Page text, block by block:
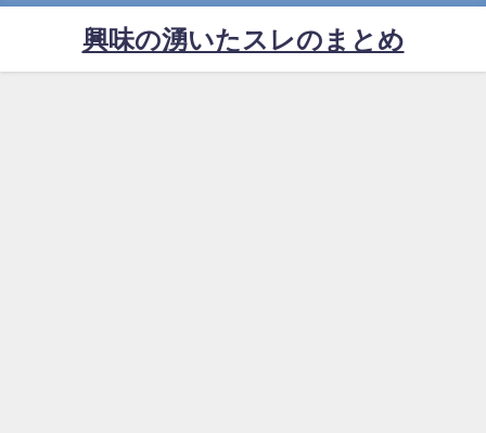
興味の湧いたスレのまとめ